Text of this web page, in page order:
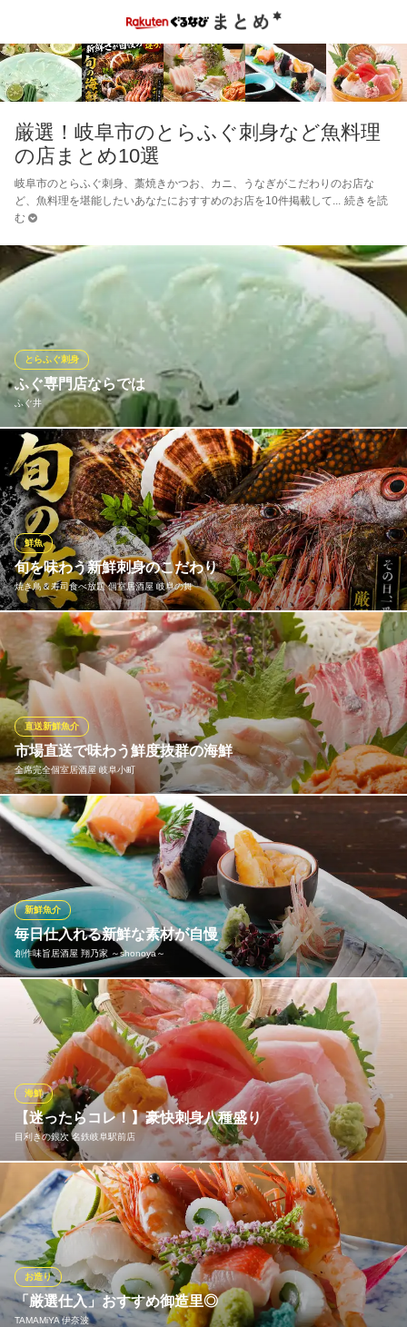
厳選！岐阜市のとらふぐ刺身など魚料理
の店まとめ10選
岐阜市のとらふぐ刺身、藁焼きかつお、カニ、うなぎがこだわりのお店な
ど、魚料理を堪能したいあなたにおすすめのお店を10件掲載して
続きを読
む
ふぐ専門店ならでは
ふぐ井
とらふぐ刺身
いけすで泳いでいる厳選仕入れした“とらふぐ”をその場で捌き、す
ぐにお召し上がりいただく「てっさ」は、プリプリ食感♪ふぐ専門
店ならではの新鮮さをお楽しみいただけるのはもちろん、自家製
のポン酢がおいしさの決め手です。その贅沢な食感をお寿司でも
味わえる◎ワサビの代わりに彩り美しいもみじおろしでどうぞ。
ふぐ井
新鮮プリプリのふぐ料理
名鉄各務原線名鉄岐阜駅 徒歩16分
岐阜県岐阜市金町1-10
旬を味わう新鮮刺身のこだわり
焼き鳥＆寿司食べ放題 個室居酒屋 岐阜の舞
鮮魚
市場から毎日仕入れる新鮮な魚を使用し、その日の状態に合わせ
て最適な切り方でご提供しています。鮮度の良さはもちろん、魚
本来の旨みと食感を最大限に引き出すため、温度管理や仕込みに
も細心の注意を払っています。季節ごとの味わいをぜひお楽しみ
ください。
焼き鳥＆寿司食べ放題 個室居酒屋 岐阜の舞
焼き鳥 寿司 食べ放題
名鉄各務原線名鉄岐阜駅 徒歩1分
岐阜県岐阜市長住町2-1 3F
市場直送で味わう鮮度抜群の海鮮
全席完全個室居酒屋 岐阜小町
直送新鮮魚介
市場から直送される新鮮な魚介を毎日仕入れ、素材の良さを活か
した一皿をご提供しています。旬の魚を中心に、その時期ならで
はの美味しさを存分に堪能できるのが魅力です。鮮度にこだわっ
た本格的な海鮮料理をお楽しみください。
全席完全個室居酒屋 岐阜小町
岐阜駅前 完全個室
名鉄各務原線名鉄岐阜駅 徒歩1分
岐阜県岐阜市長住町2-1 3F
毎日仕入れる新鮮な素材が自慢
創作味旨居酒屋 翔乃家 ～shonoya～
新鮮魚介
千葉・宮城・大分・福井の漁港から毎日、仕入れ！ 鮮度抜群の旬
魚、新鮮な素材をご提供いたします
創作味旨居酒屋 翔乃家 ～shonoya～
和風掘個室×ダイニング
名鉄各務原線名鉄岐阜駅 徒歩4分
岐阜県岐阜市羽根町11
【迷ったらコレ！】豪快刺身八種盛り
目利きの銀次 名鉄岐阜駅前店
海鮮
『豪快刺身八種盛り』海の幸を贅沢に使い、豪快に盛り付けたイ
チオシの刺身盛り。まぐろやサーモンなど色んな魚介を楽しむな
らこちらがおすすめ！2～3名で美味しく楽しめます♪おいしい魚料
理をぜひ当店でご堪能ください。※季節や仕入れの状況により内容
が変わる場合があります。
目利きの銀次 名鉄岐阜駅前店
「厳選仕入」おすすめ御造里◎
TAMAMiYA 伊奈波
お造り